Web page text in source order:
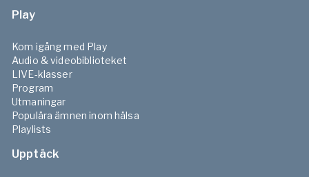
Play
Kom igång med Play
Audio & videobiblioteket
LIVE-klasser
Program
Utmaningar
Populära ämnen inom hälsa
Playlists
Upptäck